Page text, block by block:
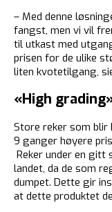
– Med denne
fangst, men vi vil
til utkast med
prisen for de ulike
liten kvotetilgang,
«High
Store reker som blir
9 ganger høyere
Reker under en gitt
landet, da de som
dumpet. Dette gir
at dette produktet